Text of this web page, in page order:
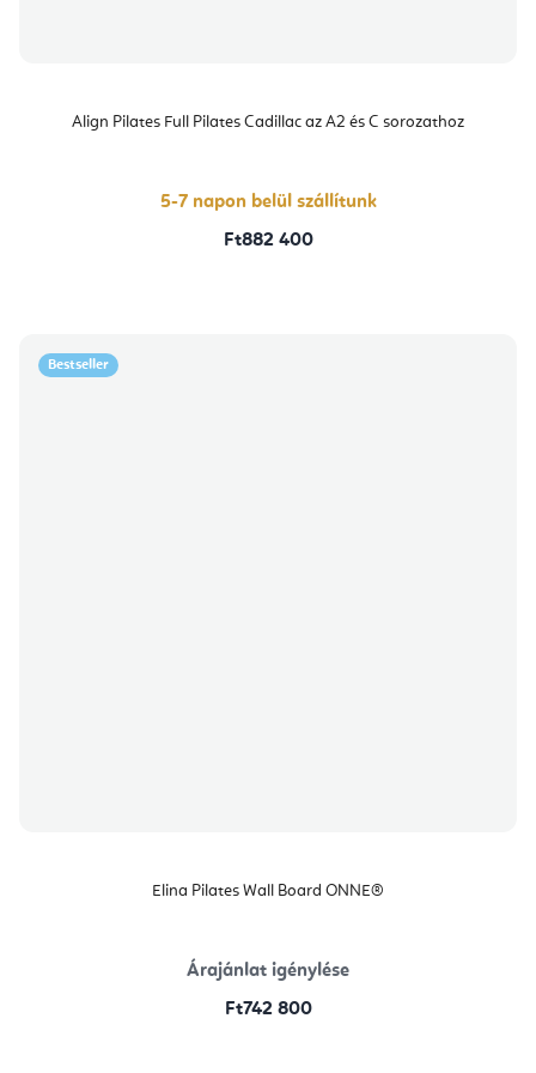
Align Pilates Full Pilates Cadillac az A2 és C sorozathoz
5-7 napon belül szállítunk
Ft882 400
Bestseller
Elina Pilates Wall Board ONNE®
Árajánlat igénylése
Ft742 800